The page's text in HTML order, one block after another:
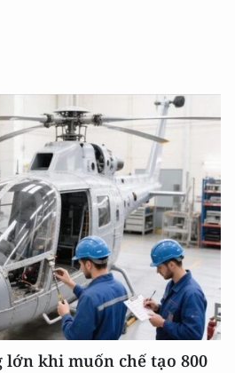
lớn khi muốn chế tạo 800